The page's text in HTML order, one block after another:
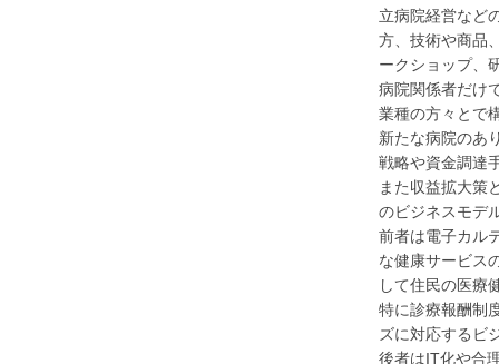
立病院経営など
方、技術や商品
ークショップ、
病院関係者だけ
業種の方々とで
新たな病院のあ
戦略や資金調達
また収益拡大策
のビジネスモデ
前者は電子カル
な健康サービス
して住民の医療
特に診療報酬制
ズに対応するビ
後者はIT化や合